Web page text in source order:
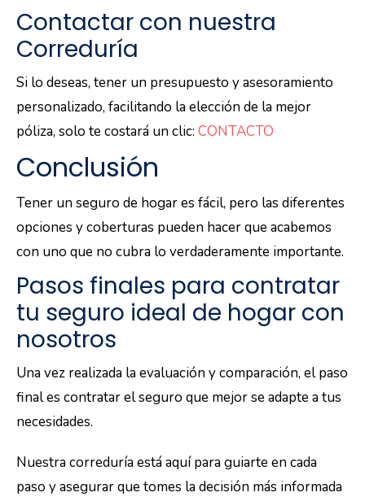
Contactar con nuestra
Correduría
Si lo deseas, tener un presupuesto y asesoramiento
personalizado, facilitando la elección de la mejor
póliza, solo te costará un clic: CONTACTO
Conclusión
Tener un seguro de hogar es fácil, pero las diferentes
opciones y coberturas pueden hacer que acabemos
con uno que no cubra lo verdaderamente importante.
Pasos finales para contratar
tu seguro ideal de hogar con
nosotros
Una vez realizada la evaluación y comparación, el paso
final es contratar el seguro que mejor se adapte a tus
necesidades.
Nuestra correduría está aquí para guiarte en cada
paso y asegurar que tomes la decisión más informada